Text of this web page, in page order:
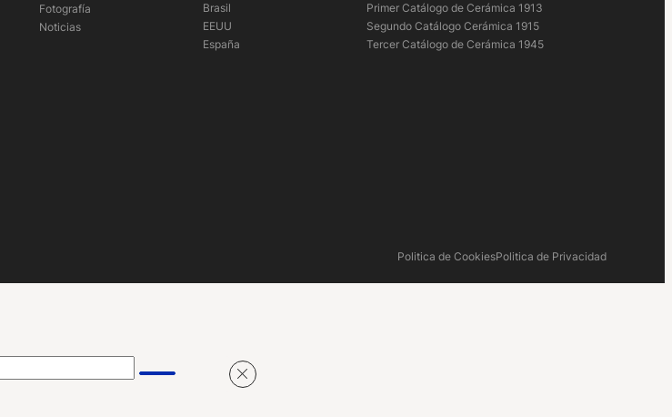
Fotografía
Noticias
Brasil
EEUU
España
Primer Catálogo de Cerámica 1913
Segundo Catálogo Cerámica 1915
Tercer Catálogo de Cerámica 1945
Politica de CookiesPolitica de Privacidad